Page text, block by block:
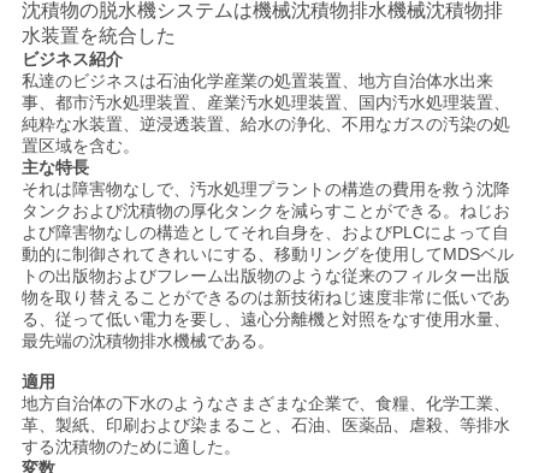
品
質
管
理
ニ
ュ
ー
ス
沈積物の脱水機システムは機械沈積物排水機械沈積物排
水装置を統合した
ビジネス紹介
私達のビジネスは石油化学産業の処置装置、地方自治体水出来
事、都市汚水処理装置、産業汚水処理装置、国内汚水処理装置、
純粋な水装置、逆浸透装置、給水の浄化、不用なガスの汚染の処
置区域を含む。
主な特長
それは障害物なしで、汚水処理プラントの構造の費用を救う沈降
タンクおよび沈積物の厚化タンクを減らすことができる。ねじお
よび障害物なしの構造としてそれ自身を、およびPLCによって自
動的に制御されてきれいにする、移動リングを使用してMDSベル
トの出版物およびフレーム出版物のような従来のフィルター出版
物を取り替えることができるのは新技術ねじ速度非常に低いであ
る、従って低い電力を要し、遠心分離機と対照をなす使用水量、
最先端の沈積物排水機械である。
適用
地方自治体の下水のようなさまざまな企業で、食糧、化学工業、
革、製紙、印刷および染まること、石油、医薬品、虐殺、等排水
する沈積物のために適した。
変数